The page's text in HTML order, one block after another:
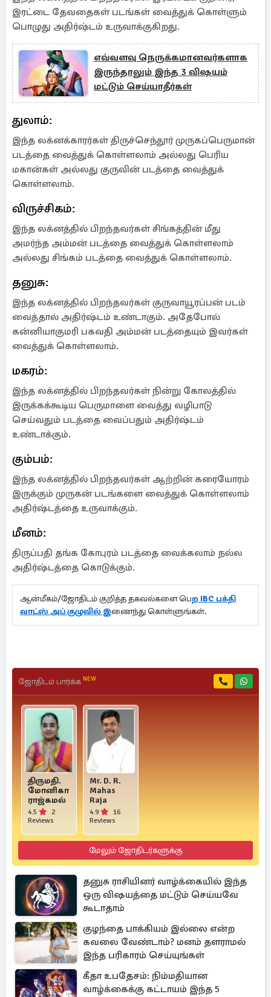
இரட்டை தேவதைகள் படங்கள் வைத்துக் கொள்ளும்
பொழுது அதிர்ஷ்டம் உருவாக்குகிறது.
எவ்வளவு நெருக்கமானவர்களாக
இருந்தாலும் இந்த 3 விஷயம்
மட்டும் செய்யாதீர்கள்
துலாம்:
இந்த லக்னக்காரர்கள் திருச்செந்தூர் முருகப்பெருமான்
படத்தை வைத்துக் கொள்ளலாம் அல்லது பெரிய
மகான்கள் அல்லது குருவின் படத்தை வைத்துக்
கொள்ளலாம்.
விருச்சிகம்:
இந்த லக்னத்தில் பிறந்தவர்கள் சிங்கத்தின் மீது
அமர்ந்த அம்மன் படத்தை வைத்துக் கொள்ளலாம்
அல்லது சிங்கம் படத்தை வைத்துக் கொள்ளலாம்.
தனுசு:
இந்த லக்னத்தில் பிறந்தவர்கள் குருவாயூரப்பன் படம்
வைத்தால் அதிர்ஷ்டம் உண்டாகும். அதேபோல்
கன்னியாகுமரி பகவதி அம்மன் படத்தையும் இவர்கள்
வைத்துக் கொள்ளலாம்.
மகரம்:
இந்த லக்னத்தில் பிறந்தவர்கள் நின்று கோலத்தில்
இருக்கக்கூடிய பெருமாளை வைத்து வழிபாடு
செய்வதும் படத்தை வைப்பதும் அதிர்ஷ்டம்
உண்டாக்கும்.
கும்பம்:
இந்த லக்னத்தில் பிறந்தவர்கள் ஆற்றின் கரையோரம்
இருக்கும் முருகன் படங்களை வைத்துக் கொள்ளலாம்
அதிர்ஷ்டத்தை உருவாக்கும்.
மீனம்:
திருப்பதி தங்க கோபுரம் படத்தை வைக்கலாம் நல்ல
அதிர்ஷ்டத்தை கொடுக்கும்.
ஆன்மீகம்/ஜோதிடம் குறித்த தகவல்களை பெற IBC பக்தி
வாட்ஸ் அப் குழுவில் இணைந்து கொள்ளுங்கள்.
ஜோதிடம் பார்க்க NEW
திருமதி.
மோனிகா
ராஜ்கமல்
4.5
2
Reviews
Mr. D. R.
Mahas
Raja
4.9
16
Reviews
மேலும் ஜோதிடர்களுக்கு
தனுசு ராசியினர் வாழ்க்கையில் இந்த
ஒரு விஷயத்தை மட்டும் செய்யவே
கூடாதாம்
குழந்தை பாக்கியம் இல்லை என்ற
கவலை வேண்டாம்? மனம் தளராமல்
இந்த பரிகாரம் செய்யுங்கள்
கீதா உபதேசம்: நிம்மதியான
வாழ்க்கைக்கு கட்டாயம் இந்த 5